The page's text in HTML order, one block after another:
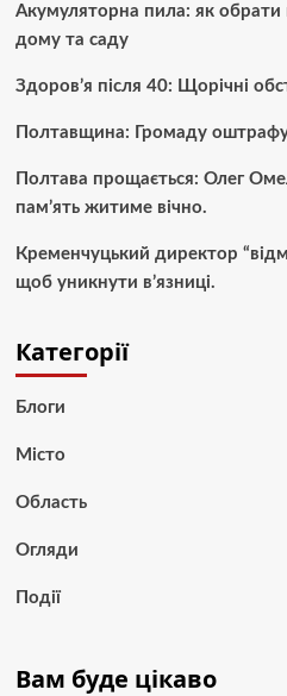
Акумуляторна пила: як
дому та саду
Здоров’я після 40: Щорічні
Полтавщина: Громаду
Полтава прощається: Олег
пам’ять житиме вічно.
Кременчуцький директор
щоб уникнути в’язниці.
Категорії
Блоги
Місто
Область
Огляди
Події
Вам буде цікаво